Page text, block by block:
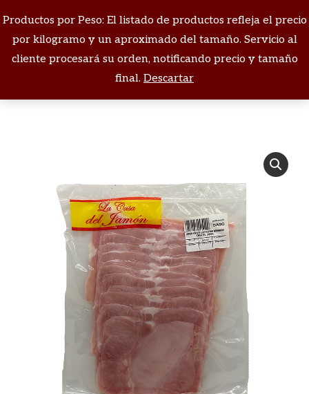
Productos por Peso: El listado de productos refleja el precio
por kilogramo y un aproximado del tamaño. Servicio al
cliente procesará su orden, notificando precio y tamaño
final. Descartar
Buscar:
Estás aquí: